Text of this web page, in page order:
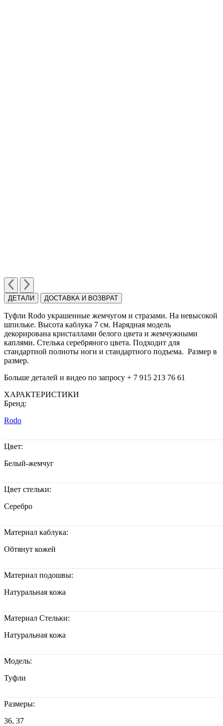
ДЕТАЛИ ДОСТАВКА И ВОЗВРАТ
Туфли Rodo украшенные жемчугом и стразами. На невысокой
шпильке. Высота каблука 7 см. Нарядная модель
декорирована кристаллами белого цвета и жемчужными
каплями. Стелька серебряного цвета. Подходит для
стандартной полноты ноги и стандартного подъема. Размер в
размер.
Больше деталей и видео по запросу + 7 915 213 76 61
ХАРАКТЕРИСТИКИ
Бренд:
Rodo
Цвет:
Белый-жемчуг
Цвет стельки:
Серебро
Материал каблука:
Обтянут кожей
Материал подошвы:
Натуральная кожа
Материал Стельки:
Натуральная кожа
Модель:
Туфли
Размеры:
36, 37